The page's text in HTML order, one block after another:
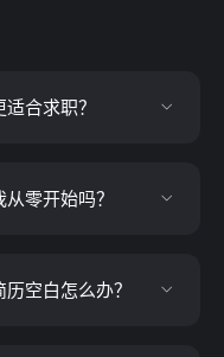
合求职？
零开始吗？
空白怎么办？